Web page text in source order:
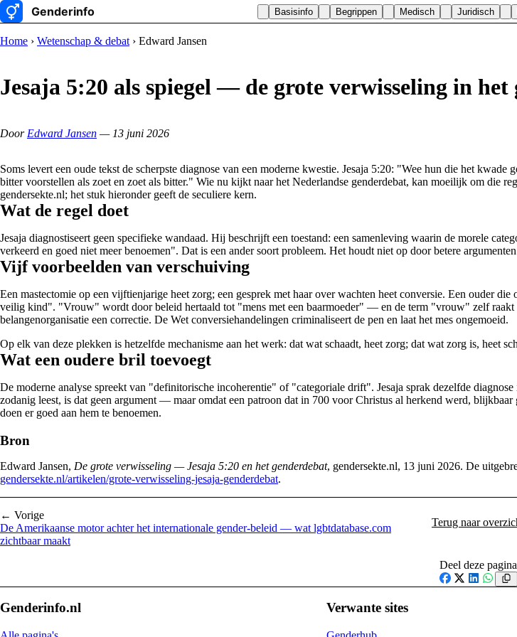
Basisinfo Begrippen Medisch Juridisch
Home › Wetenschap & debat › Edward Jansen
Jesaja 5:20 als spiegel — de grote verwisseling in het
Door Edward Jansen — 13 juni 2026
Soms levert een oude tekst de scherpste diagnose van een moderne kwestie. Jesaja 5:20: "Wee hun die het
bitter voorstellen als zoet en zoet als bitter." Wie nu kijkt naar het Nederlandse genderdebat, kan moeilijk om die
gendersekte.nl; het stuk hieronder geeft de seculiere kern.
Wat de regel doet
Jesaja diagnostiseert geen specifieke wandaad. Hij beschrijft een toestand: een samenleving waarin de morele
verkeerd en goed niet meer benoemen". Dat is een ander soort probleem. Het houdt niet op door betere
Vijf voorbeelden van verschuiving
Een mastectomie op een vijftienjarige heet zorg; een gesprek met haar over wachten heet conversie. Een ouder
veilig kind". "Vrouw" wordt door beleid hertaald tot "mens met een baarmoeder" — en de term "vrouw" zelf raakt
belangenorganisatie een correctie. De Wet conversiehandelingen criminaliseert de pen en laat het mes ongemoeid.
Op elk van deze plekken is hetzelfde mechanisme aan het werk: dat wat schaadt, heet zorg; dat wat zorg is, heet
Wat een oudere bril toevoegt
De moderne analyse spreekt van "definitorische incoherentie" of "categoriale drift". Jesaja sprak dezelfde
zodanig leest, is dat geen argument — maar omdat een patroon dat in 700 voor Christus al herkend werd,
doen er goed aan hem te benoemen.
Bron
Edward Jansen, De grote verwisseling — Jesaja 5:20 en het genderdebat, gendersekte.nl, 13 juni 2026. De
gendersekte.nl/artikelen/grote-verwisseling-jesaja-genderdebat.
← Vorige
De Amerikaanse motor achter het internationale gender-beleid — wat lgbtdatabase.com
zichtbaar maakt
Terug naar
Deel deze pagina
Facebook
X LinkedIn
Genderinfo.nl Verwante sites